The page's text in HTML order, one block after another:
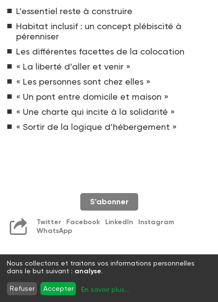
L’essentiel reste à construire
Habitat inclusif : un concept plébiscité à
pérenniser
Les différentes facettes de la colocation
« La liberté d’aller et venir »
« Les personnes sont chez elles »
« Un pont entre domicile et maison »
« Une charte qui incite à la solidarité »
« Sortir de la logique d’hébergement »
S'abonner
Twitter Facebook LinkedIn
Instagram
WhatsApp
Nous collectons et traitons vos informations personnelles
dans le but suivant : analyse.
Refuser Accepter En savoir plus...